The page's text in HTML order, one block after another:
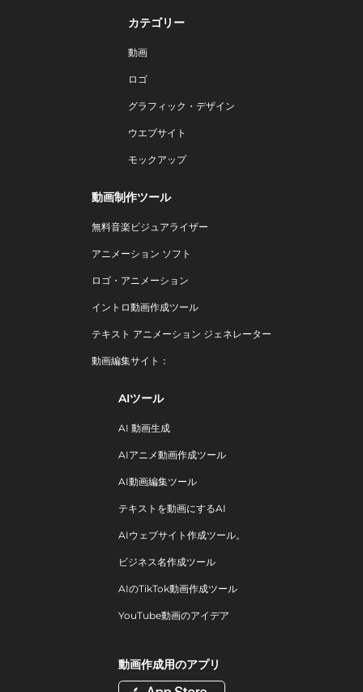
カテゴリー
動画
ロゴ
グラフィック・デザイン
ウエブサイト
モックアップ
動画制作ツール
無料音楽ビジュアライザー
アニメーション ソフト
ロゴ・アニメーション
イントロ動画作成ツール
テキスト アニメーション ジェネレーター
動画編集サイト：
AIツール
AI 動画生成
AIアニメ動画作成ツール
AI動画編集ツール
テキストを動画にするAI
AIウェブサイト作成ツール。
ビジネス名作成ツール
AIのTikTok動画作成ツール
YouTube動画のアイデア
動画作成用のアプリ